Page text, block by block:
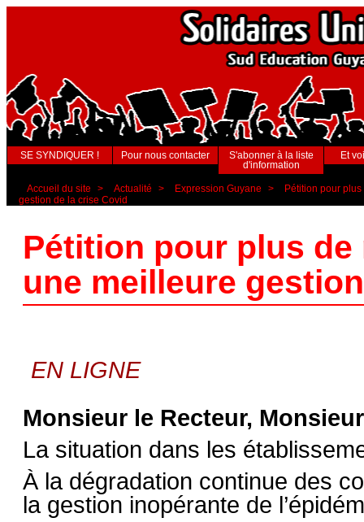
SE SYNDIQUER ! Pour nous contacter
S'abonner à la liste
d'information
Et
Accueil du site > Actualité > Expression Guyane >
Pétition pour
gestion de la crise Covid
Pétition pour plus de
une meilleure
EN LIGNE
Monsieur le Recteur,
La situation dans les
À la dégradation continue des
la gestion inopérante de